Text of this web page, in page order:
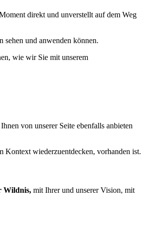
direkt und unverstellt auf dem Weg
sehen und anwenden können.
wie wir Sie mit unserem
von unserer Seite ebenfalls anbieten
Kontext wiederzuentdecken, vorhanden ist.
Wildnis, mit Ihrer und unserer Vision, mit